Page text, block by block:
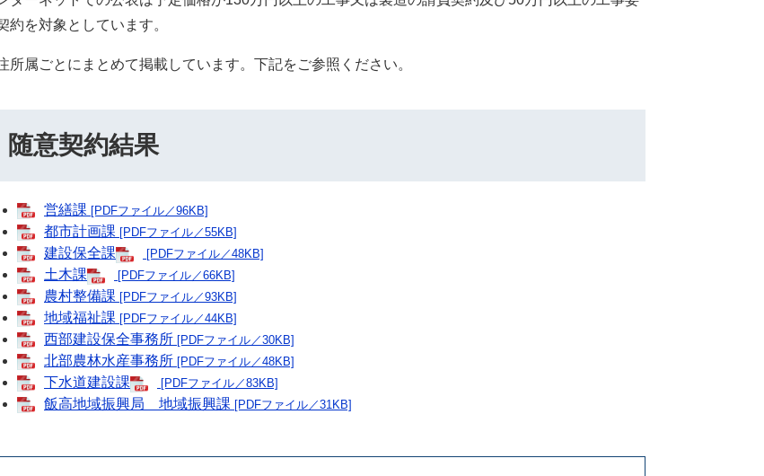
約を対象としています。
所属ごとにまとめて掲載しています。下記をご参照ください。
随意契約結果
営繕課 [PDFファイル／96KB]
都市計画課 [PDFファイル／55KB]
建設保全課 [PDFファイル／48KB]
土木課 [PDFファイル／66KB]
農村整備課 [PDFファイル／93KB]
地域福祉課 [PDFファイル／44KB]
西部建設保全事務所 [PDFファイル／30KB]
北部農林水産事務所 [PDFファイル／48KB]
下水道建設課 [PDFファイル／83KB]
飯高地域振興局 地域振興課 [PDFファイル／31KB]